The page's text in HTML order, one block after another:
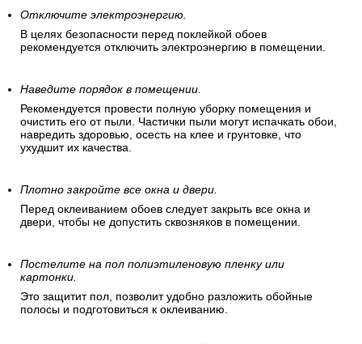
Отключите электроэнергию.
В целях безопасности перед поклейкой обоев
рекомендуется отключить электроэнергию в помещении.
Наведите порядок в помещении.
Рекомендуется провести полную уборку помещения и
очистить его от пыли. Частички пыли могут испачкать обои,
навредить здоровью, осесть на клее и грунтовке, что
ухудшит их качества.
Плотно закройте все окна и двери.
Перед оклеиванием обоев следует закрыть все окна и
двери, чтобы не допустить сквозняков в помещении.
Постелите на пол полиэтиленовую пленку или
картонки.
Это защитит пол, позволит удобно разложить обойные
полосы и подготовиться к оклеиванию.